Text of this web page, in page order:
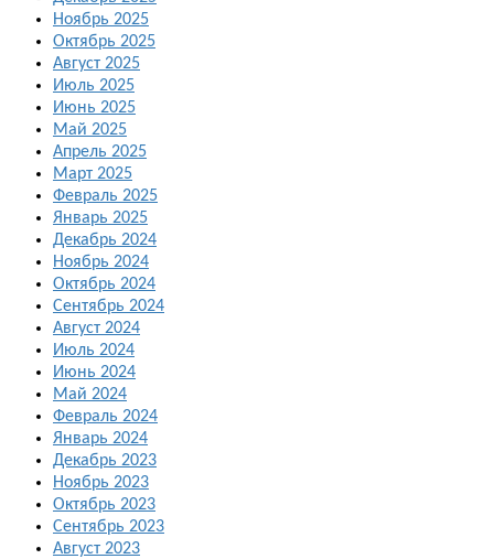
Ноябрь 2025
Октябрь 2025
Август 2025
Июль 2025
Июнь 2025
Май 2025
Апрель 2025
Март 2025
Февраль 2025
Январь 2025
Декабрь 2024
Ноябрь 2024
Октябрь 2024
Сентябрь 2024
Август 2024
Июль 2024
Июнь 2024
Май 2024
Февраль 2024
Январь 2024
Декабрь 2023
Ноябрь 2023
Октябрь 2023
Сентябрь 2023
Август 2023